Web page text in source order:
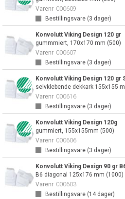
Varenr 000609
Bestillingsvare (3 dager)
Konvolutt Viking Design 120 gr
gummmiert, 170x170 mm (500)
Varenr 000607
Bestillingsvare (3 dager)
Konvolutt Viking Design 120 gr
selvklebende dekkark 155x155
Varenr 000616
Bestillingsvare (3 dager)
Konvolutt Viking Design 120g
gummiert, 155x155mm (500)
Varenr 000606
Bestillingsvare (3 dager)
Konvolutt Viking Design 90 gr
B6 diagonal 125x176 mm (1000)
Varenr 000603
Bestillingsvare (14dager)